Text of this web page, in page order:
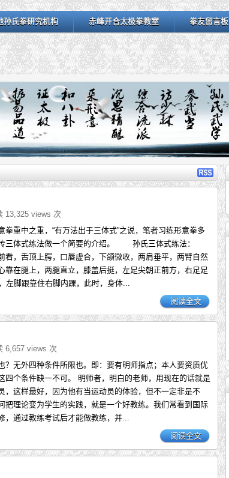
孙氏拳研究机构 赤峰开合太极拳教室 拳友留言板
13,325 views 次
重中之重，“有万法出于三体式”之说，笔者习练形意拳多
三体式练法做一个简要的介绍。 孙氏三体式练法：
，舌顶上腭，口唇虚合，下颌微收，两肩垂平，两臂自然
靠在腿上，两腿直立，膝盖后挺，左足尖朝正前方，右足足
左脚跟靠住右脚内踝，此时，身体...
阅读全文
6,657 views 次
？无外四种条件所限也。即：要有明师指点；本人要资质优
四个条件缺一不可。 明师者，明白的老师，用现在的话就是
，这样最好，因为他有当运动员的体验，但不一定非是不
把理论变为学生的实践，就是一个好教练。我们常看到国际
，通过教练考试后才能做教练，并...
阅读全文